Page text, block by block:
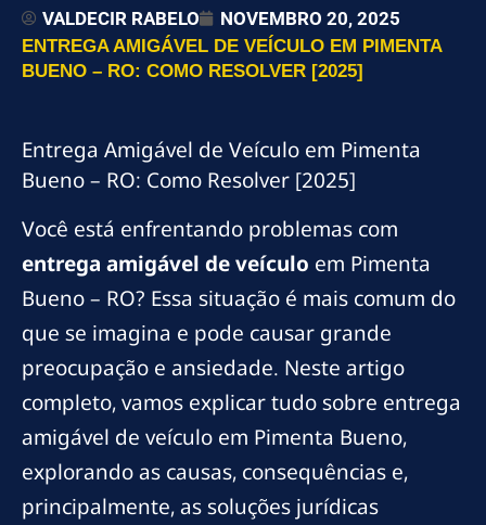
VALDECIR RABELO NOVEMBRO 20, 2025
ENTREGA AMIGÁVEL DE VEÍCULO EM PIMENTA
BUENO – RO: COMO RESOLVER [2025]
Entrega Amigável de Veículo em Pimenta
Bueno – RO: Como Resolver [2025]
Você está enfrentando problemas com
entrega amigável de veículo em Pimenta
Bueno – RO? Essa situação é mais comum do
que se imagina e pode causar grande
preocupação e ansiedade. Neste artigo
completo, vamos explicar tudo sobre entrega
amigável de veículo em Pimenta Bueno,
explorando as causas, consequências e,
principalmente, as soluções jurídicas